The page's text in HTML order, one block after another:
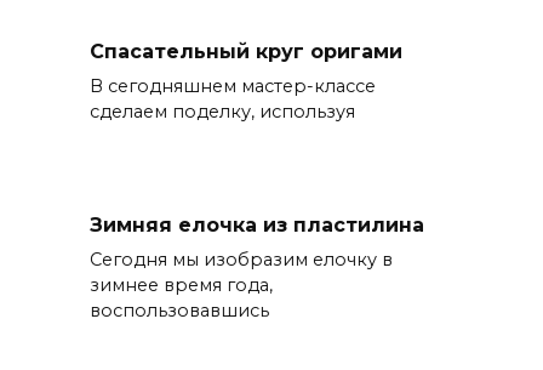
Спасательный круг оригами
В сегодняшнем мастер-классе
сделаем поделку, используя
Зимняя елочка из пластилина
Сегодня мы изобразим елочку в
зимнее время года,
воспользовавшись